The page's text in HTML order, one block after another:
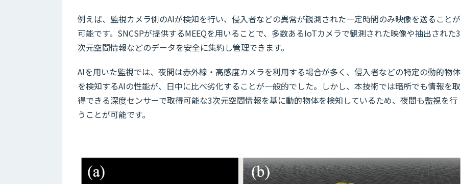
例えば、監視カメラ側のAIが検知を行い、侵入者などの異常が観測された一定時間のみ映像を送ることが
可能です。SNCSPが提供するMEEQを用いることで、多数あるIoTカメラで観測された映像や抽出された3
次元空間情報などのデータを安全に集約し管理できます。
AIを用いた監視では、夜間は赤外線・高感度カメラを利用する場合が多く、侵入者などの特定の動的物体
を検知するAIの性能が、日中に比べ劣化することが一般的でした。しかし、本技術では暗所でも情報を取
得できる深度センサーで取得可能な3次元空間情報を基に動的物体を検知しているため、夜間も監視を行
うことが可能です。